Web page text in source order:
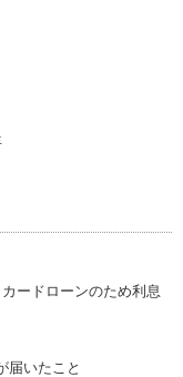
ードローンのため利息
届いたこと